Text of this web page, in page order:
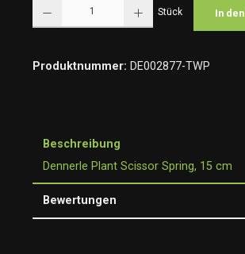
Stück In
Produktnummer: DE002877-TWP
Beschreibung
Dennerle Plant Scissor Spring, 15 cm
Bewertungen